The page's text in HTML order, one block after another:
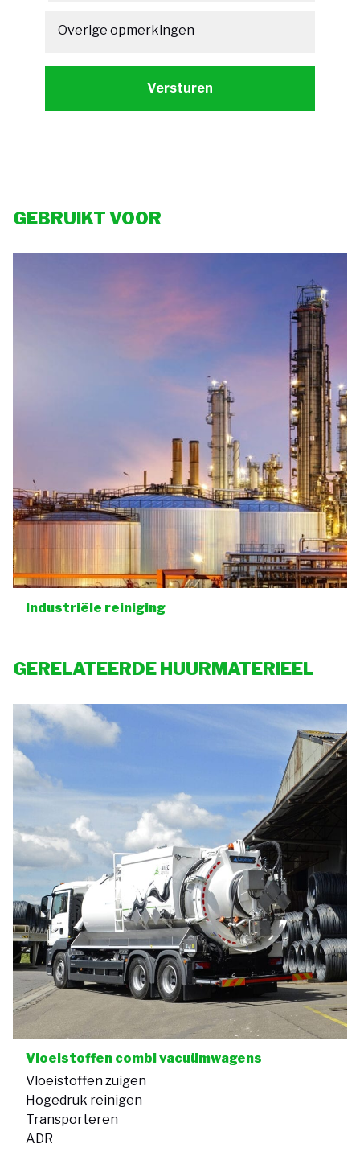
Overige opmerkingen
GEBRUIKT VOOR
Industriële reiniging
GERELATEERDE HUURMATERIEEL
Vloeistoffen combi vacuümwagens
Vloeistoffen zuigen
Hogedruk reinigen
Transporteren
ADR